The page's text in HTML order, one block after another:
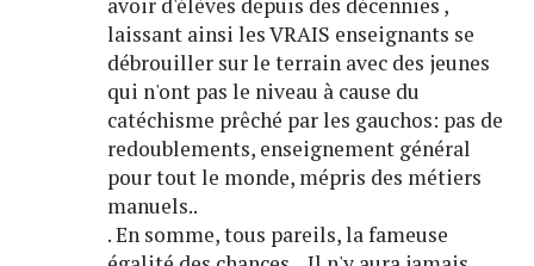
avoir d'élèves depuis des décennies ,
laissant ainsi les VRAIS enseignants se
débrouiller sur le terrain avec des jeunes
qui n'ont pas le niveau à cause du
catéchisme prêché par les gauchos: pas de
redoublements, enseignement général
pour tout le monde, mépris des métiers
manuels..
. En somme, tous pareils, la fameuse